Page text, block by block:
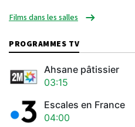
Films dans les salles
PROGRAMMES TV
Ahsane pâtissier
03:15
Escales en France
04:00